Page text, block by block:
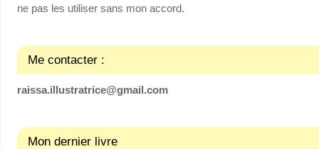
ne pas les utiliser sans mon accord.
Me contacter :
raissa.illustratrice@gmail.com
Mon dernier livre